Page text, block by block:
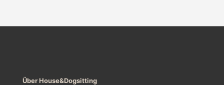
Über House&Dogsitting